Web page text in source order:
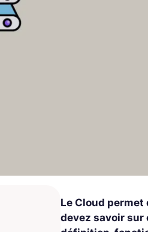
Le Cloud permet
devez savoir sur